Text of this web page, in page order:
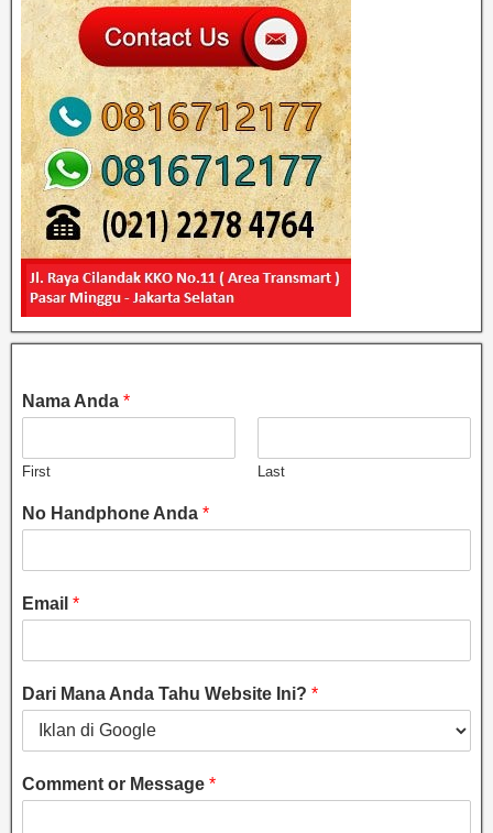
Nama Anda *
First Last
No Handphone Anda *
Email *
Dari Mana Anda Tahu Website Ini? *
Comment or Message *